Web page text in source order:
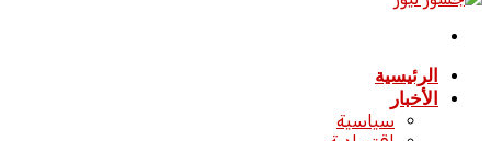
الرئيسية
الأخبار
سياسية